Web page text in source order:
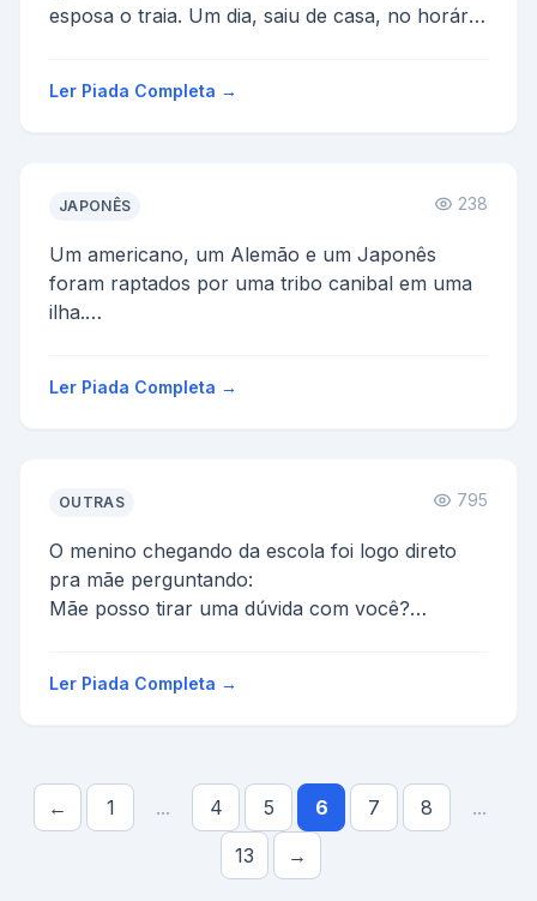
esposa o traia. Um dia, saiu de casa, no horário
ade...
Ler Piada Completa →
JAPONÊS 238
Um americano, um Alemão e um Japonês
foram raptados por uma tribo canibal em uma
ilha.
Ler Piada Completa →
OUTRAS 795
O menino chegando da escola foi logo direto
pra mãe perguntando:
Mãe posso tirar uma dúvida com você?
Ler Piada Completa →
← 1 ... 4 5 6 7 8
...
13
→